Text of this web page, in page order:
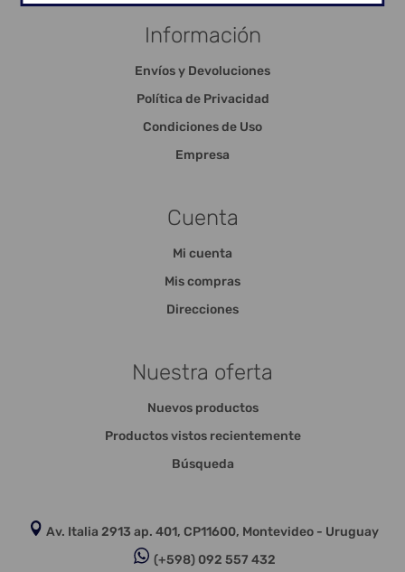
Información
Envíos y Devoluciones
Política de Privacidad
Condiciones de Uso
Empresa
Cuenta
Mi cuenta
Mis compras
Direcciones
Nuestra oferta
Nuevos productos
Productos vistos recientemente
Búsqueda
Av. Italia 2913 ap. 401, CP11600, Montevideo - Uruguay
(+598) 092 557 432